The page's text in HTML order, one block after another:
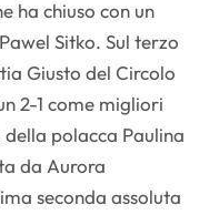
ha chiuso con un
Sitko. Sul terzo
Giusto del Circolo
2-1 come migliori
polacca Paulina
da Aurora
seconda assoluta